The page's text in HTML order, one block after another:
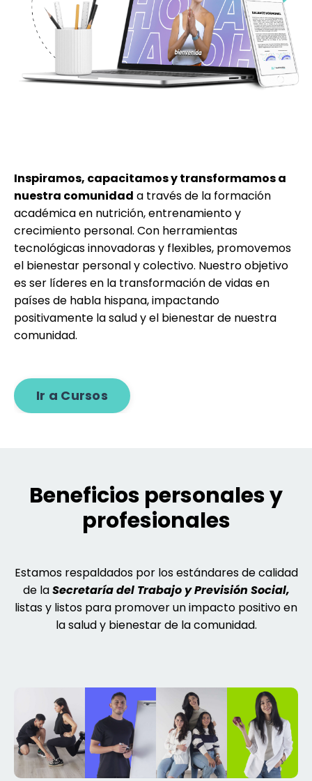
Inspiramos, capacitamos y transformamos a
nuestra comunidad a través de la formación
académica en nutrición, entrenamiento y
crecimiento personal. Con herramientas
tecnológicas innovadoras y flexibles, promovemos
el bienestar personal y colectivo. Nuestro objetivo
es ser líderes en la transformación de vidas en
países de habla hispana, impactando
positivamente la salud y el bienestar de nuestra
comunidad.
Ir a Cursos
Beneficios personales y
profesionales
Estamos respaldados por los estándares de calidad
de laSecretaría del Trabajo y Previsión Social,
listas y listos para promover un impacto positivo en
la salud y bienestar de la comunidad.